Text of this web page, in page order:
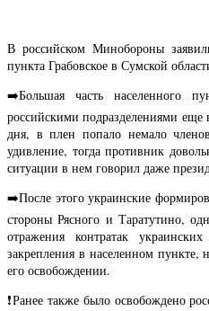
В российском Минобороны
пункта Грабовское в Сумской
➡️Большая часть населенного
российскими подразделениями еще
дня, в плен попало немало
удивление, тогда противник
ситуации в нем говорил даже
➡️После этого украинские
стороны Рясного и Таратутино,
отражения контратак
закрепления в населенном пункте,
его освобождении.
❗️Ранее также было освобождено